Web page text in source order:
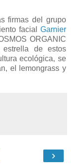
firmas del grupo
facial Garnier
ORGANIC
estrella de estos
ecológica, se
el lemongrass y
›